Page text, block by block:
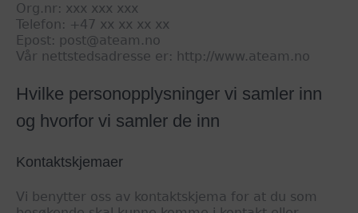
Org.nr: xxx xxx xxx
Telefon: +47 xx xx xx xx
Epost: post@ateam.no
Vår nettstedsadresse er: http://www.ateam.no
Hvilke personopplysninger vi samler inn
og hvorfor vi samler de inn
Kontaktskjemaer
Vi benytter oss av kontaktskjema for at du som